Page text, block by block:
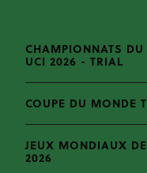
CHAMPIONNATS
UCI 2026 - TRIAL
COUPE DU MONDE
JEUX MONDIAUX
2026